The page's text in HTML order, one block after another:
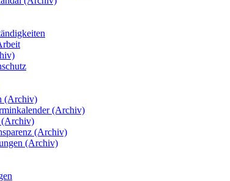
(Archiv)
(Archiv)
(Archiv)
(Archiv)
(Archiv)